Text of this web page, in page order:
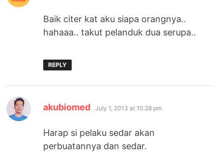
Baik citer kat aku siapa orangnya..
hahaaa.. takut pelanduk dua serupa..
REPLY
akubiomed says:
July 1, 2013 at 10:28 pm
Harap si pelaku sedar akan
perbuatannya dan sedar.